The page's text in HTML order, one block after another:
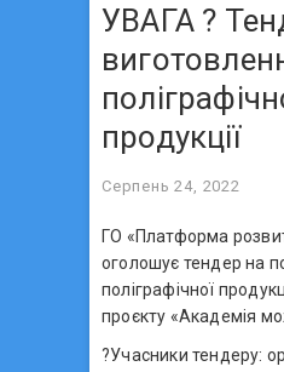
УВАГА ?
продукції
Серпень 24, 2022
ГО «Платформа
оголошує тендер на
поліграфічної
проєкту «Академія
?Учасники тендеру: